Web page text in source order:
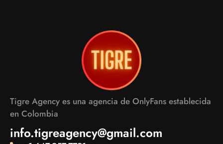
Tigre Agency es una agencia de OnlyFans establecida
en Colombia
info.tigreagency@gmail.com